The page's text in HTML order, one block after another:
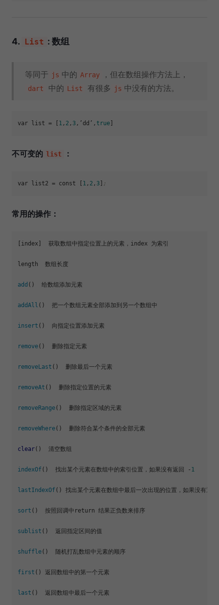
4. List : 数组
等同于 js 中的 Array ，但在数组操作方法上，
dart 中的 List 有很多 js 中没有的方法。
var list = [ 1 , 2 , 3 ,’dd’,true
不可变的 list ：
var list2 = const [ 1 , 2 , 3 ;
常用的操作：
[index]
  获取数组中指定位置上的元素，index 为索引
length  数组长度
add ()  给数组添加元素
addAll ()  把一个数组元素全部添加到另一个数组中
insert ()  向指定位置添加元素
remove()  删除指定元素
removeLast ()  删除最后一个元素
removeAt ()  删除指定位置的元素
removeRange()  删除指定区域的元素
removeWhere()  删除符合某个条件的全部元素
clear()  清空数组
indexOf()  找出某个元素在数组中的索引位置，如果没有返回 - 1
lastIndexOf() 找出某个元素在数组中最后一次出现的位置，如果没有返
sort ()  按照回调中return 结果正负数来排序
sublist ()  返回指定区间的值
shuffle()  随机打乱数组中元素的顺序
first () 返回数组中的第一个元素
last ()  返回数组中最后一个元素